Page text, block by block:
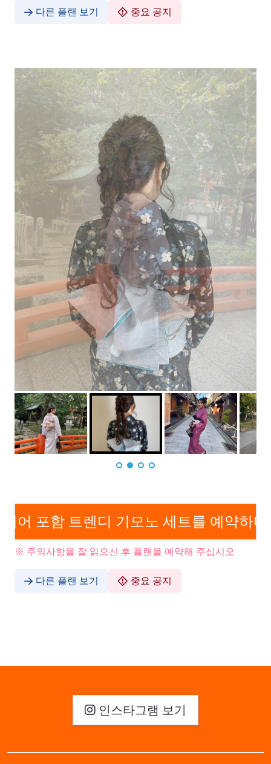
다른 플랜 보기 중요 공지
헤어 포함 트렌디 기모노 세트를 예약하다
※ 주의사항을 잘 읽으신 후 플랜을 예약해 주십시오
다른 플랜 보기 중요 공지
인스타그램 보기